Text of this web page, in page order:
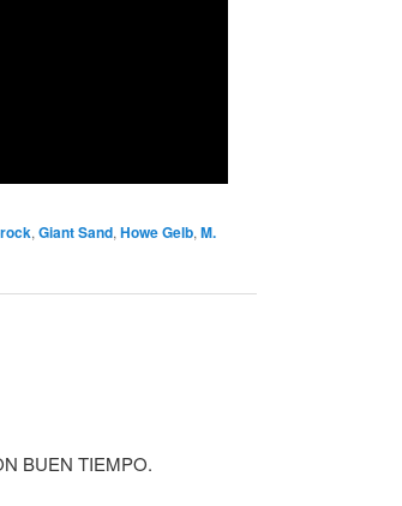
, Giant Sand, Howe Gelb, M.
BUEN TIEMPO.